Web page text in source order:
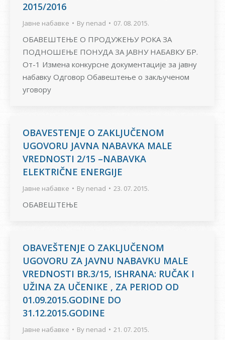
2015/2016
Јавне набавке By nenad 07. 08. 2015.
ОБАВЕШТЕЊЕ О ПРОДУЖЕЊУ РОКА ЗА
ПОДНОШЕЊЕ ПОНУДА ЗА ЈАВНУ НАБАВКУ БР.
Oт-1 Измена конкурсне документације за јавну
набавку Одговор Обавештење о закљученом
уговору
OBAVESTENJE O ZAKLJUČENOM
UGOVORU JAVNA NABAVKA MALE
VREDNOSTI 2/15 –NABAVKA
ELEKTRIČNE ENERGIJE
Јавне набавке By nenad 23. 07. 2015.
ОБАВЕШТЕЊЕ
OBAVEŠTENJE O ZAKLJUČENOM
UGOVORU ZA JAVNU NABAVKU MALE
VREDNOSTI BR.3/15, ISHRANA: RUČAK I
UŽINA ZA UČENIKE , ZA PERIOD OD
01.09.2015.GODINE DO
31.12.2015.GODINE
Јавне набавке By nenad 21. 07. 2015.